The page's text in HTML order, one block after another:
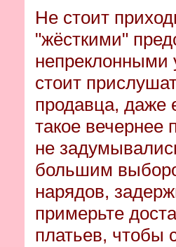
Не стоит
"жёсткими"
непреклонными
стоит
продавца, даже
такое вечернее
не
большим
нарядов,
примерьте
платьев, чтобы